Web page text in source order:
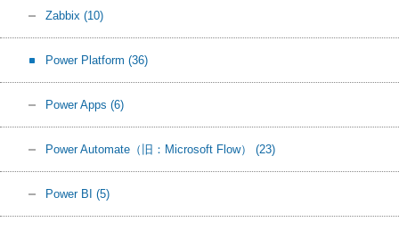
Zabbix (10)
Power Platform (36)
Power Apps (6)
Power Automate（旧：Microsoft Flow） (23)
Power BI (5)